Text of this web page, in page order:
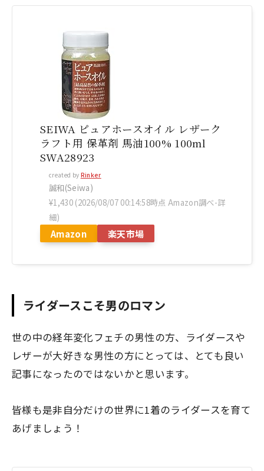
SEIWA ピュアホースオイル レザーク
ラフト用 保革剤 馬油100% 100ml
SWA28923
created by Rinker
誠和(Seiwa)
¥1,430 (2026/08/07 00:14:58時点 Amazon調べ-詳
細)
Amazon 楽天市場
ライダースこそ男のロマン
世の中の経年変化フェチの男性の方、ライダースや
レザーが大好きな男性の方にとっては、とても良い
記事になったのではないかと思います。
皆様も是非自分だけの世界に1着のライダースを育て
あげましょう！